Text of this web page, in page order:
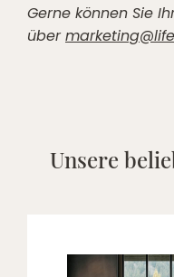
Gerne können Sie
über
Unsere